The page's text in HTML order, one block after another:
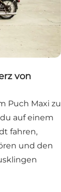
von
Puch Maxi zu
auf einem
fahren,
und den